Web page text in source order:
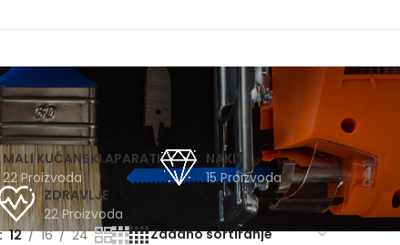
MALI KUĆANSKI APARATI
22 Proizvoda
NAKIT
15 Proizvoda
ZDRAVLJE
22 Proizvoda
12 16 24